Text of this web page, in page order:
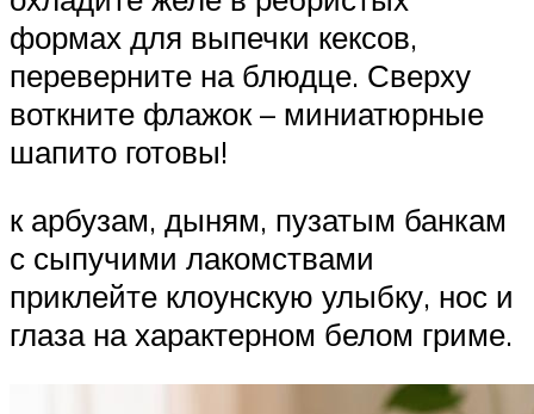
формах для выпечки кексов,
переверните на блюдце. Сверху
воткните флажок – миниатюрные
шапито готовы!
к арбузам, дыням, пузатым банкам
с сыпучими лакомствами
приклейте клоунскую улыбку, нос и
глаза на характерном белом гриме.